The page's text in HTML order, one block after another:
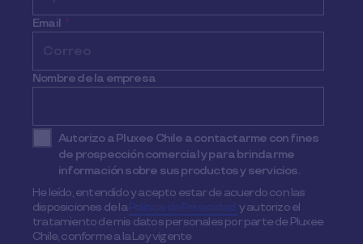
Email *
Nombre de la empresa
Autorizo a Pluxee Chile a contactarme con fines
de prospección comercial y para brindarme
información sobre sus productos y servicios.
He leído, entendido y acepto estar de acuerdo con las
disposiciones de laPolítica de Privacidad,y autorizo el
tratamiento de mis datos personales por parte de Pluxee
Chile, conforme a la Ley vigente